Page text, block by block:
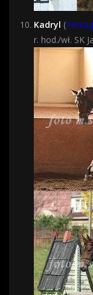
Kadryl (
r. hod./wł. SK